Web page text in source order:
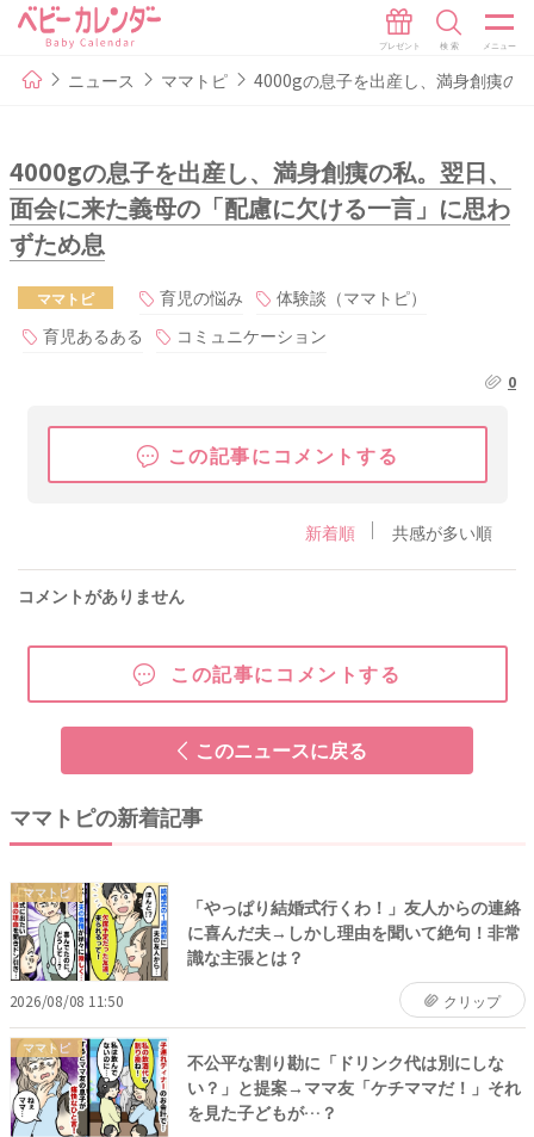
ニュース ママトピ 4000gの息子を出産し、満身創痍の
4000gの息子を出産し、満身創痍の私。翌日、
面会に来た義母の「配慮に欠ける一言」に思わ
ずため息
ママトピ 育児の悩み
体験談（ママトピ）
育児あるある
コミュニケーション
0
この記事にコメントする
新着順 共感が多い順
コメントがありません
この記事にコメントする
このニュースに戻る
ママトピの新着記事
ママトピ
「やっぱり結婚式行くわ！」友人からの連絡
に喜んだ夫→しかし理由を聞いて絶句！非常
識な主張とは？
2026/08/08 11:50 クリップ
ママトピ
不公平な割り勘に「ドリンク代は別にしな
い？」と提案→ママ友「ケチママだ！」それ
を見た子どもが…？